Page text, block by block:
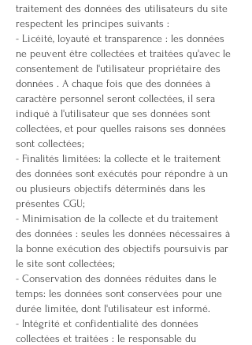
traitement des données des utilisateurs du site
respectent les principes suivants :
- Licéité, loyauté et transparence : les données
ne peuvent être collectées et traitées qu'avec le
consentement de l'utilisateur propriétaire des
données . A chaque fois que des données à
caractère personnel seront collectées, il sera
indiqué à l'utilisateur que ses données sont
collectées, et pour quelles raisons ses données
sont collectées;
- Finalités limitées: la collecte et le traitement
des données sont exécutés pour répondre à un
ou plusieurs objectifs déterminés dans les
présentes CGU;
- Minimisation de la collecte et du traitement
des données : seules les données nécessaires à
la bonne exécution des objectifs poursuivis par
le site sont collectées;
- Conservation des données réduites dans le
temps: les données sont conservées pour une
durée limitée, dont l'utilisateur est informé.
- Intégrité et confidentialité des données
collectées et traitées : le responsable du